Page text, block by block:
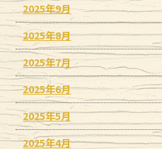
2025年9月
2025年8月
2025年7月
2025年6月
2025年5月
2025年4月